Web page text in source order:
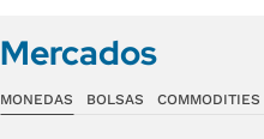
Mercados
MONEDAS BOLSAS COMMODITIES